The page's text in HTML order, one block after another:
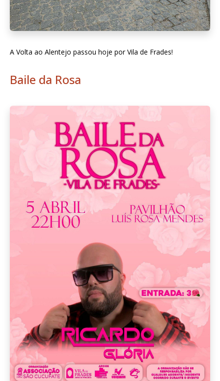
A Volta ao Alentejo passou hoje por Vila de Frades!
Baile da Rosa